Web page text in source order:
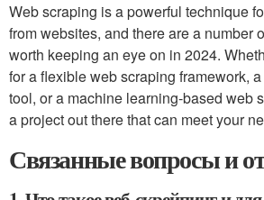
Web scraping is a powerful technique
from websites, and there are a number
worth keeping an eye on in 2024.
for a flexible web scraping framework,
tool, or a machine learning-based web
a project out there that can meet your
Связанные вопросы и